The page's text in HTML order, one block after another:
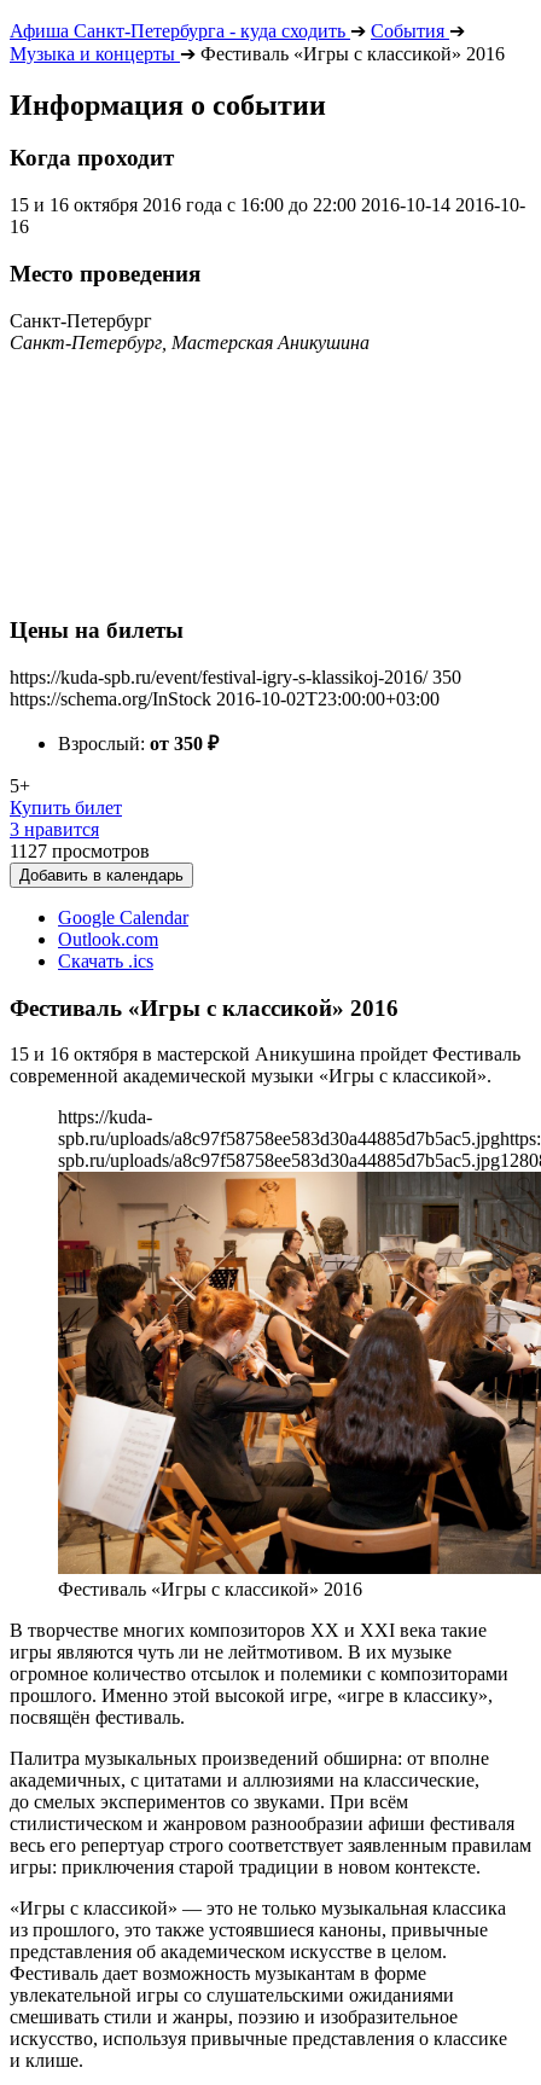
Афиша Санкт-Петербурга - куда сходить ➔ События ➔
Музыка и концерты ➔ Фестиваль «Игры с классикой» 2016
Информация о событии
Когда проходит
15 и 16 октября 2016 года с 16:00 до 22:00 2016-10-14 2016-10-
16
Место проведения
Санкт-Петербург
Санкт-Петербург, Мастерская Аникушина
Цены на билеты
https://kuda-spb.ru/event/festival-igry-s-klassikoj-2016/ 350
https://schema.org/InStock 2016-10-02T23:00:00+03:00
Взрослый: от 350 ₽
5+
Купить билет
3 нравится
1127 просмотров
Добавить в календарь
Google Calendar
Outlook.com
Скачать .ics
Фестиваль «Игры с классикой» 2016
15 и 16 октября в мастерской Аникушина пройдет Фестиваль
современной академической музыки «Игры с классикой».
https://kuda-
spb.ru/uploads/a8c97f58758ee583d30a44885d7b5ac5.jpg
spb.ru/uploads/a8c97f58758ee583d30a44885d7b5ac5.jpg1280
Фестиваль «Игры с классикой» 2016
В творчестве многих композиторов XX и XXI века такие
игры являются чуть ли не лейтмотивом. В их музыке
огромное количество отсылок и полемики с композиторами
прошлого. Именно этой высокой игре, «игре в классику»,
посвящён фестиваль.
Палитра музыкальных произведений обширна: от вполне
академичных, с цитатами и аллюзиями на классические,
до смелых экспериментов со звуками. При всём
стилистическом и жанровом разнообразии афиши фестиваля
весь его репертуар строго соответствует заявленным правилам
игры: приключения старой традиции в новом контексте.
«Игры с классикой» — это не только музыкальная классика
из прошлого, это также устоявшиеся каноны, привычные
представления об академическом искусстве в целом.
Фестиваль дает возможность музыкантам в форме
увлекательной игры со слушательскими ожиданиями
смешивать стили и жанры, поэзию и изобразительное
искусство, используя привычные представления о классике
и клише.